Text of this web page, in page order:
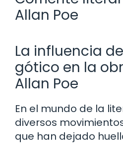
Allan Poe
La influencia
gótico en la
Allan Poe
En el mundo de la
diversos
que han dejado